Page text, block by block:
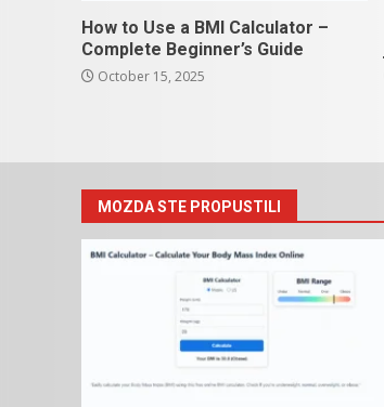
How to Use a BMI Calculator –
Complete Beginner’s Guide
October 15, 2025
MOZDA STE PROPUSTILI